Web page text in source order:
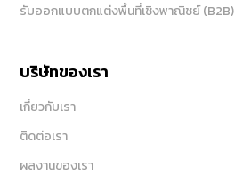
รับออกแบบตกแต่งพื้นที่เชิงพาณิชย์ (B2B)
บริษัทของเรา
เกี่ยวกับเรา
ติดต่อเรา
ผลงานของเรา